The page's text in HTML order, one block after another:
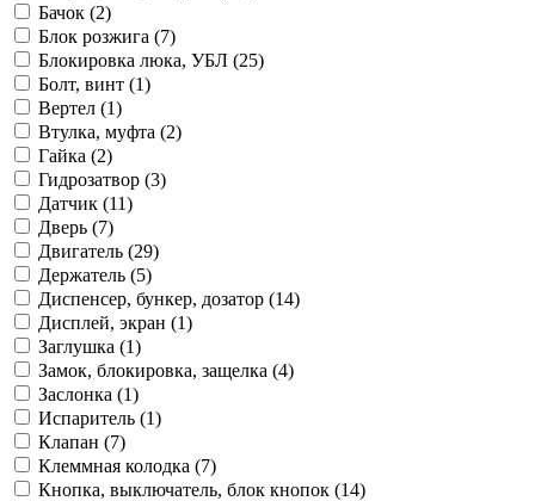
Бачок (2)
Блок розжига (7)
Блокировка люка, УБЛ (25)
Болт, винт (1)
Вертел (1)
Втулка, муфта (2)
Гайка (2)
Гидрозатвор (3)
Датчик (11)
Дверь (7)
Двигатель (29)
Держатель (5)
Диспенсер, бункер, дозатор (14)
Дисплей, экран (1)
Заглушка (1)
Замок, блокировка, защелка (4)
Заслонка (1)
Испаритель (1)
Клапан (7)
Клеммная колодка (7)
Кнопка, выключатель, блок кнопок (14)